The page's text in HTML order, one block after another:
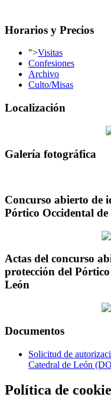
Horarios y Precios
">Visitas
Confesiones
Archivo
Culto/Misas
Localización
Galería fotográfica
Concurso abierto de
Pórtico Occidental
Actas del concurso
protección del
León
Documentos
Solicitud de
Catedral de León
Política de